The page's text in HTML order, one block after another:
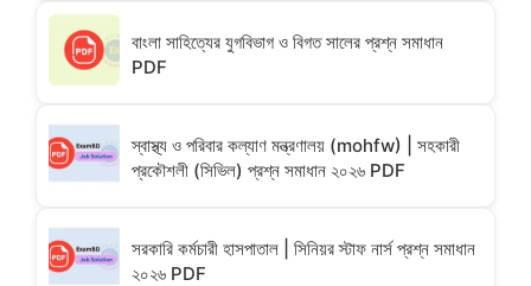
বাংলা সাহিত্যের যুগবিভাগ ও বিগত সালের প্রশ্ন সমাধান
PDF
স্বাস্থ্য ও পরিবার কল্যাণ মন্ত্রণালয় (mohfw) | সহকারী
প্রকৌশলী (সিভিল) প্রশ্ন সমাধান ২০২৬ PDF
সরকারি কর্মচারী হাসপাতাল | সিনিয়র স্টাফ নার্স প্রশ্ন সমাধান
২০২৬ PDF